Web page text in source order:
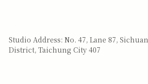
Studio Address: No. 47, Lane 87,
District, Taichung City 407